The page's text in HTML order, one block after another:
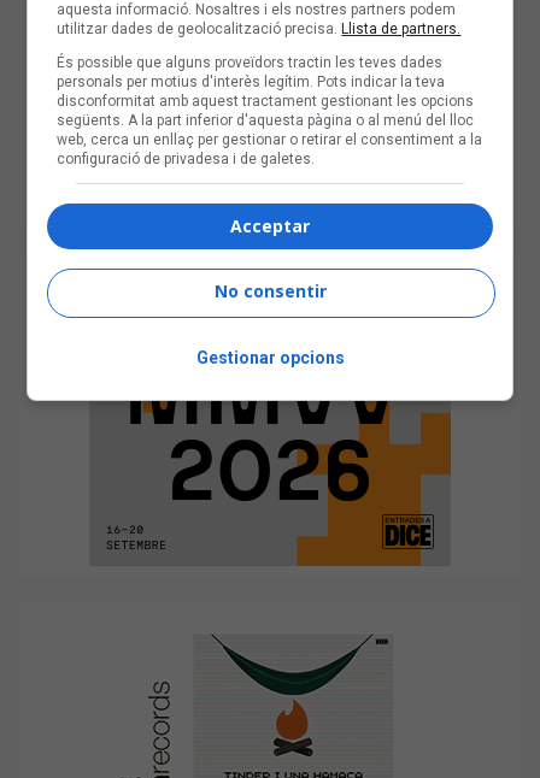
aquesta informació. Nosaltres i els nostres partners podem
utilitzar dades de geolocalització precisa. Llista de partners.
És possible que alguns proveïdors tractin les teves dades
personals per motius d'interès legítim. Pots indicar la teva
disconformitat amb aquest tractament gestionant les opcions
següents. A la part inferior d'aquesta pàgina o al menú del lloc
web, cerca un enllaç per gestionar o retirar el consentiment a la
configuració de privadesa i de galetes.
Acceptar
No consentir
Gestionar opcions